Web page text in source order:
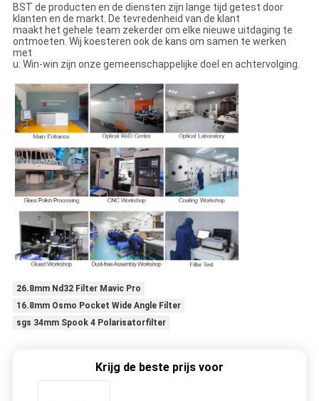
BST de producten en de diensten zijn lange tijd getest door
klanten en de markt. De tevredenheid van de klant
maakt het gehele team zekerder om elke nieuwe uitdaging te
ontmoeten. Wij koesteren ook de kans om samen te werken
met
u: Win-win zijn onze gemeenschappelijke doel en achtervolging.
26.8mm Nd32 Filter Mavic Pro
16.8mm Osmo Pocket Wide Angle Filter
sgs 34mm Spook 4 Polarisatorfilter
Krijg de beste prijs voor